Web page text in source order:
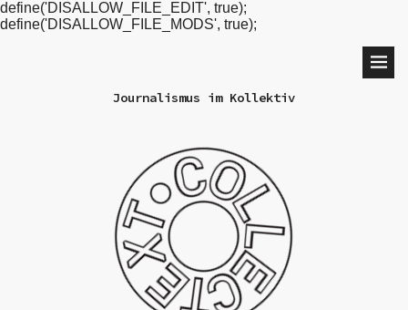
define('DISALLOW_FILE_EDIT', true);
define('DISALLOW_FILE_MODS', true);
Journalismus im Kollektiv